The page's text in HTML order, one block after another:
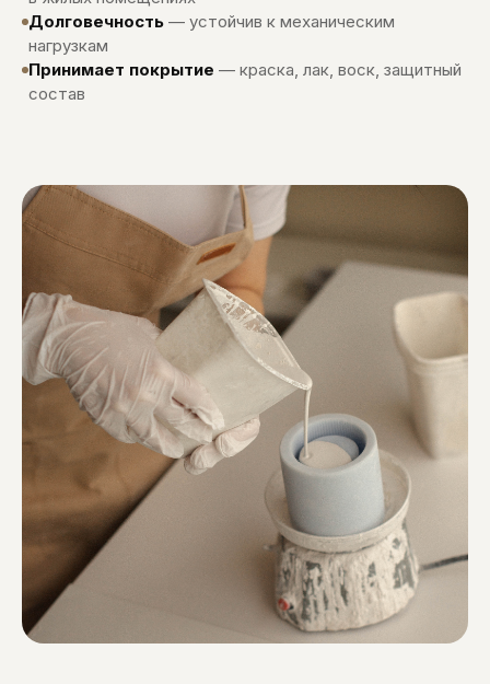
Долговечность — устойчив к механическим
нагрузкам
Принимает покрытие — краска, лак, воск, защитный
состав